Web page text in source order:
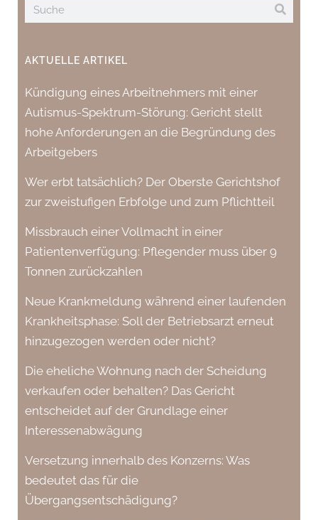
AKTUELLE ARTIKEL
Kündigung eines Arbeitnehmers mit einer
Autismus-Spektrum-Störung: Gericht stellt
hohe Anforderungen an die Begründung des
Arbeitgebers
Wer erbt tatsächlich? Der Oberste Gerichtshof
zur zweistufigen Erbfolge und zum Pflichtteil
Missbrauch einer Vollmacht in einer
Patientenverfügung: Pflegender muss über 9
Tonnen zurückzahlen
Neue Krankmeldung während einer laufenden
Krankheitsphase: Soll der Betriebsarzt erneut
hinzugezogen werden oder nicht?
Die eheliche Wohnung nach der Scheidung
verkaufen oder behalten? Das Gericht
entscheidet auf der Grundlage einer
Interessenabwägung
Versetzung innerhalb des Konzerns: Was
bedeutet das für die
Übergangsentschädigung?